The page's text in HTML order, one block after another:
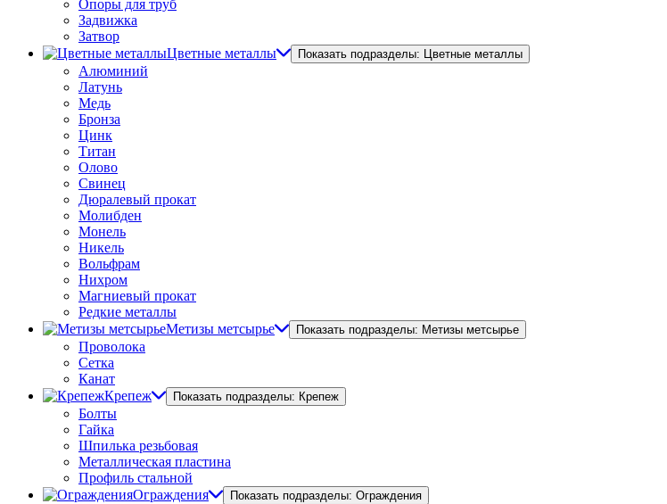
Опоры для труб
Задвижка
Затвор
Цветные металлы
Показать подразделы: Цветные металлы
Алюминий
Латунь
Медь
Бронза
Цинк
Титан
Олово
Свинец
Дюралевый прокат
Молибден
Монель
Никель
Вольфрам
Нихром
Магниевый прокат
Редкие металлы
Метизы метсырье
Показать подразделы: Метизы метсырье
Проволока
Сетка
Канат
Крепеж
Показать подразделы: Крепеж
Болты
Гайка
Шпилька резьбовая
Металлическая пластина
Профиль стальной
Ограждения
Показать подразделы: Ограждения